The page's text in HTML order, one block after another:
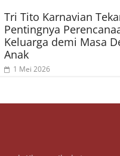
Tri Tito Karnavian
Pentingnya
Keluarga demi Masa
Anak
1 Mei 2026